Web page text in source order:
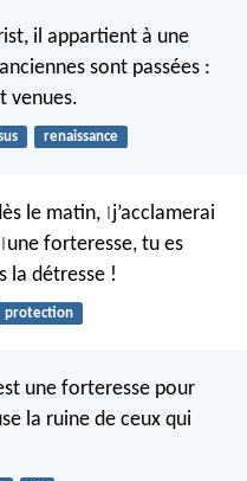
il appartient à une
sont passées :
venues.
renaissance
le matin, j’acclamerai
une forteresse, tu es
la détresse !
protection
une forteresse pour
la ruine de ceux qui